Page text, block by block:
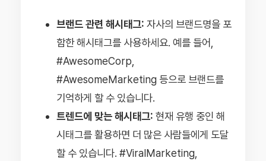
브랜드 관련 해시태그: 자사의 브랜드명을 포
함한 해시태그를 사용하세요. 예를 들어,
#AwesomeCorp,
#AwesomeMarketing 등으로 브랜드를
기억하게 할 수 있습니다.
트렌드에 맞는 해시태그: 현재 유행 중인 해
시태그를 활용하면 더 많은 사람들에게 도달
할 수 있습니다. #ViralMarketing,